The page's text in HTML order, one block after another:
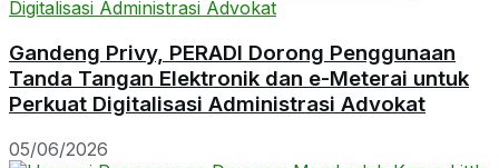
Gandeng Privy, PERADI Dorong Penggunaan
Tanda Tangan Elektronik dan e-Meterai untuk
Perkuat Digitalisasi Administrasi Advokat
05/06/2026